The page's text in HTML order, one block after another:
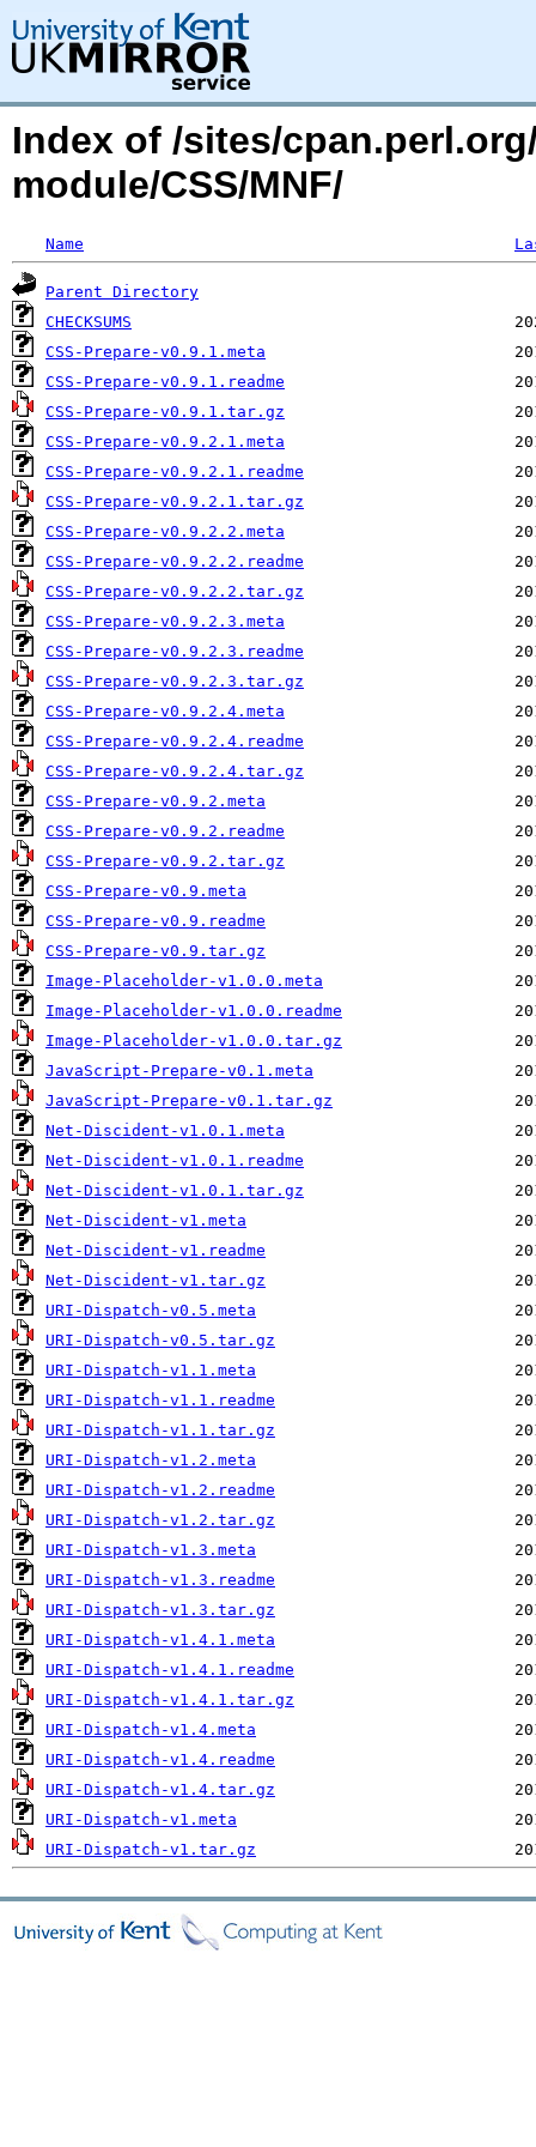
Index of /sites/
module/CSS/MNF/
Name
Parent Directory
CHECKSUMS
CSS-Prepare-v0.9.1.meta
CSS-Prepare-v0.9.1.readme
CSS-Prepare-v0.9.1.tar.gz
CSS-Prepare-v0.9.2.1.meta
CSS-Prepare-v0.9.2.1.readme
CSS-Prepare-v0.9.2.1.tar.gz
CSS-Prepare-v0.9.2.2.meta
CSS-Prepare-v0.9.2.2.readme
CSS-Prepare-v0.9.2.2.tar.gz
CSS-Prepare-v0.9.2.3.meta
CSS-Prepare-v0.9.2.3.readme
CSS-Prepare-v0.9.2.3.tar.gz
CSS-Prepare-v0.9.2.4.meta
CSS-Prepare-v0.9.2.4.readme
CSS-Prepare-v0.9.2.4.tar.gz
CSS-Prepare-v0.9.2.meta
CSS-Prepare-v0.9.2.readme
CSS-Prepare-v0.9.2.tar.gz
CSS-Prepare-v0.9.meta
CSS-Prepare-v0.9.readme
CSS-Prepare-v0.9.tar.gz
Image-Placeholder-v1.0.0.meta
Image-Placeholder-v1.0.0.readme
Image-Placeholder-v1.0.0.tar.gz
JavaScript-Prepare-v0.1.meta
JavaScript-Prepare-v0.1.tar.gz
Net-Discident-v1.0.1.meta
Net-Discident-v1.0.1.readme
Net-Discident-v1.0.1.tar.gz
Net-Discident-v1.meta
Net-Discident-v1.readme
Net-Discident-v1.tar.gz
URI-Dispatch-v0.5.meta
URI-Dispatch-v0.5.tar.gz
URI-Dispatch-v1.1.meta
URI-Dispatch-v1.1.readme
URI-Dispatch-v1.1.tar.gz
URI-Dispatch-v1.2.meta
URI-Dispatch-v1.2.readme
URI-Dispatch-v1.2.tar.gz
URI-Dispatch-v1.3.meta
URI-Dispatch-v1.3.readme
URI-Dispatch-v1.3.tar.gz
URI-Dispatch-v1.4.1.meta
URI-Dispatch-v1.4.1.readme
URI-Dispatch-v1.4.1.tar.gz
URI-Dispatch-v1.4.meta
URI-Dispatch-v1.4.readme
URI-Dispatch-v1.4.tar.gz
URI-Dispatch-v1.meta
URI-Dispatch-v1.tar.gz